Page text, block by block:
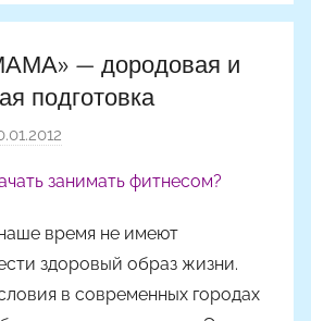
— дородовая и
подготовка
т
о
м
занимать фитнесом?
время не имеют
здоровый образ жизни.
в современных городах